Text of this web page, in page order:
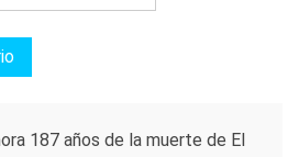
187 años de la muerte de El